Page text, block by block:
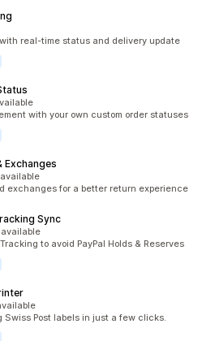
real-time status and delivery update
with your own custom order statuses
Exchanges
exchanges for a better return experience
Sync
to avoid PayPal Holds & Reserves
Swiss Post labels in just a few clicks.